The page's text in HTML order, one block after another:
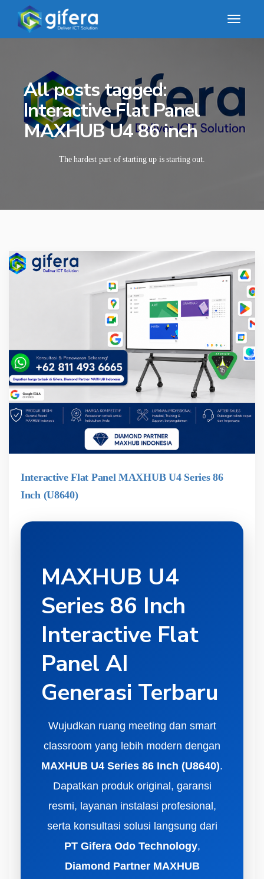
All posts tagged:
Interactive Flat Panel
MAXHUB U4 86 inch
The hardest part of starting up is starting out.
Interactive Flat Panel MAXHUB U4 Series 86
Inch (U8640)
MAXHUB U4
Series 86 Inch
Interactive Flat
Panel AI
Generasi Terbaru
Wujudkan ruang meeting dan smart
classroom yang lebih modern dengan
MAXHUB U4 Series 86 Inch (U8640).
Dapatkan produk original, garansi
resmi, layanan instalasi profesional,
serta konsultasi solusi langsung dari
PT Gifera Odo Technology,
Diamond Partner MAXHUB